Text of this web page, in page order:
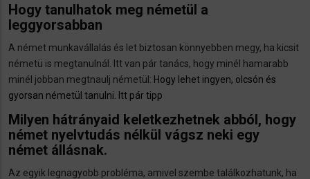
Hogy tanulhatok meg németül a
leggyorsabban
A német munkavállalás és let biztosan könnyebben megy, ha kicsit
németü is megtanulnál. Itt van pár tanács, hogy minél hamarabb
minél jobban megtnaulj németül: Hogy lehet ingyen, olcsón és
gyorsan németül tanulni. Itt pár tipp
Milyen hátrányaid keletkezhetnek abból, hogy
német nyelvtudás nélkül vágsz neki egy
német állásnak.
Az egyik legnagyobb probléma, amivel szembe találkozhatunk, ha